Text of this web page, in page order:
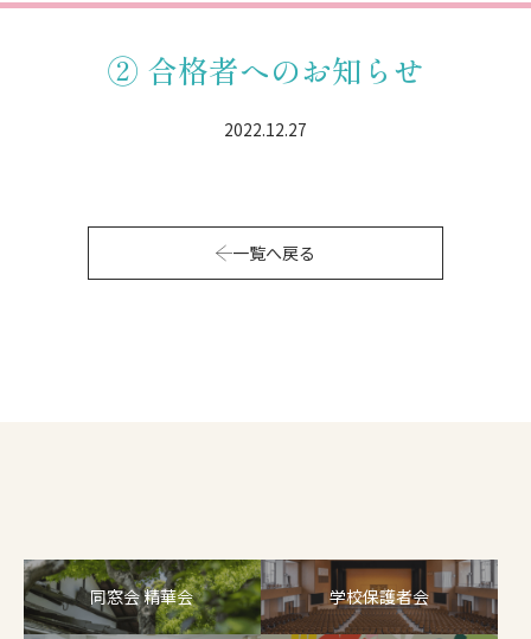
② 合格者へのお知らせ
2022.12.27
一覧へ戻る
同窓会 精華会 学校保護者会